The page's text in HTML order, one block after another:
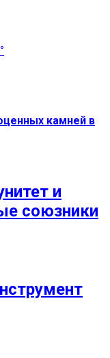
камней в
и
союзники